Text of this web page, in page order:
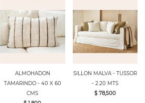
ALMOHADON
TAMARINDO - 40 X 60
CMS
SILLON MALVA - TUSSOR
- 2.20 MTS
$ 78,500